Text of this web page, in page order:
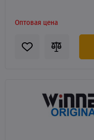
Оптовая цена